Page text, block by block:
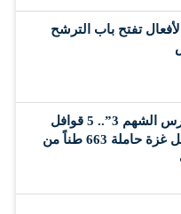
تفتح باب الترشح
ضمن “الفارس الشهم 3”.. 5 قوافل
إماراتية تدخل غزة حاملة 663 طناً من